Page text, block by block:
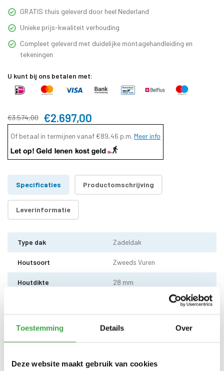
Toestemming Details Over
Deze website maakt gebruik van cookies
GRATIS thuis geleverd door heel Nederland
Unieke prijs-kwaliteit verhouding
Compleet geleverd met duidelijke montagehandleiding en
tekeningen
U kunt bij ons betalen met:
€3.574,00 €2.697,00
Of betaal in termijnen vanaf €89,46 p.m. Meer info
Specificaties Productomschrijving
Leverinformatie
Type dak Zadeldak
Houtsoort Zweeds Vuren
Houtdikte 28 mm
550 x 200cm (buitenmaat) -
geplaatst
Dakhoogte totaal 245 cm